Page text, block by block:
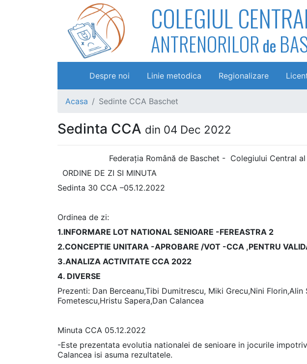
COLEGIUL
ANTRENORILORde
Despre noi Linie metodica Regionalizare
Acasa Sedinte CCA Baschet
Sedinta CCA din 04 Dec 2022
Federația Română de Baschet - Colegiului Central al
ORDINE DE ZI SI MINUTA
Sedinta 30 CCA –05.12.2022
Ordinea de zi:
1.INFORMARE LOT NATIONAL SENIOARE -FEREASTRA 2
2.CONCEPTIE UNITARA -APROBARE /VOT -CCA ,PENTRU
3.ANALIZA ACTIVITATE CCA 2022
4. DIVERSE
Prezenti: Dan Berceanu,Tibi Dumitrescu, Miki Grecu,Nini Florin,Alin
Fometescu,Hristu Sapera,Dan Calancea
Minuta CCA 05.12.2022
-Este prezentata evolutia nationalei de senioare in jocurile
Calancea isi asuma rezultatele.